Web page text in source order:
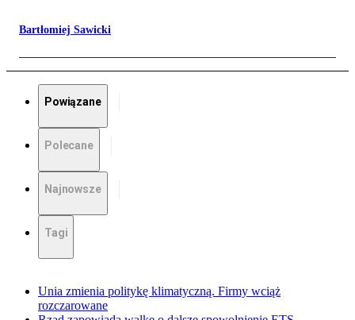
Bartłomiej Sawicki
Powiązane
Polecane
Najnowsze
Tagi
Unia zmienia politykę klimatyczną. Firmy wciąż
rozczarowane